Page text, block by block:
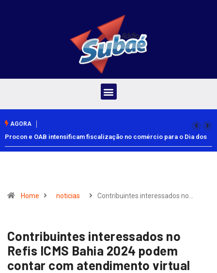
AGORA
Procon e OAB intensificam fiscalização no comércio para o Dia dos
Pais
Home noticias Contribuintes interessados no…
Contribuintes interessados no
Refis ICMS Bahia 2024 podem
contar com atendimento virtual